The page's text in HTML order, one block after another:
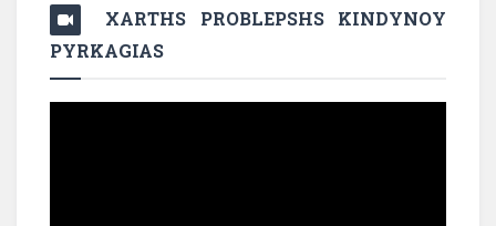
XARTHS PROBLEPSHS KINDYNOY
PYRKAGIAS